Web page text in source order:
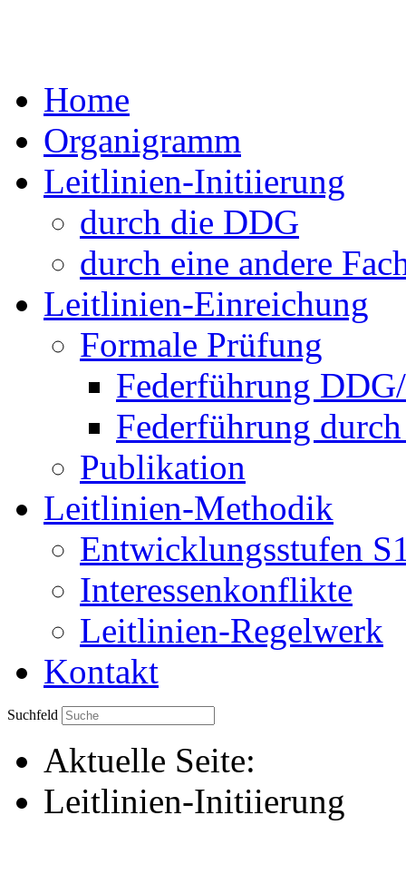
Home
Organigramm
Leitlinien-Initiierung
durch die DDG
durch eine andere
Leitlinien-Einreichung
Formale Prüfung
Federführung
Federführung
Publikation
Leitlinien-Methodik
Entwicklungsstufen
Interessenkonflikte
Leitlinien-Regelwerk
Kontakt
Suchfeld
Aktuelle Seite:
Leitlinien-Initiierung